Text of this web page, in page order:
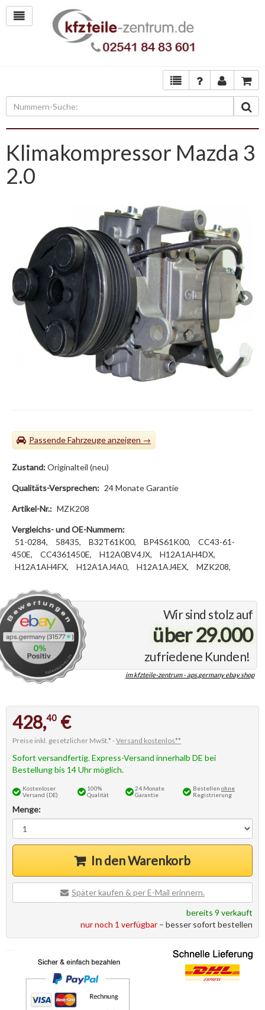
Klimakompressor Mazda 3
2.0
Passende Fahrzeuge
Wir sind stolz auf
über 29.000
zufriedene Kunden!
im kfzteile-zentrum - aps.germany ebay shop
Zustand:Originalteil (neu)
Qualitäts-Versprechen: 24 Monate Garantie
Artikel-Nr.: MZK208
Vergleichs- und OE-Nummern:
51-0284,
58435, B32T61K00, BP4S61K00,
CC43-61-
450E,
CC4361450E, H12A0BV4JX,
H12A1AH4DX,
H12A1AH4FX,
H12A1AJ4A0, H12A1AJ4EX, MZK208,
428,40 €
Preise inkl. gesetzlicher MwSt.* -Versand kostenlos**
Sofort versandfertig. Express-Versand innerhalb DE bei
Bestellung bis 14 Uhr möglich.
Kostenloser
Versand (DE)
100%
Qualität
24 Monate
Garantie
Bestellen ohne
Registrierung
Menge:
In den Warenkorb
Später kaufen & per E-Mail erinnern.
bereits 9 verkauft
nur noch 1 verfügbar – besser sofort bestellen